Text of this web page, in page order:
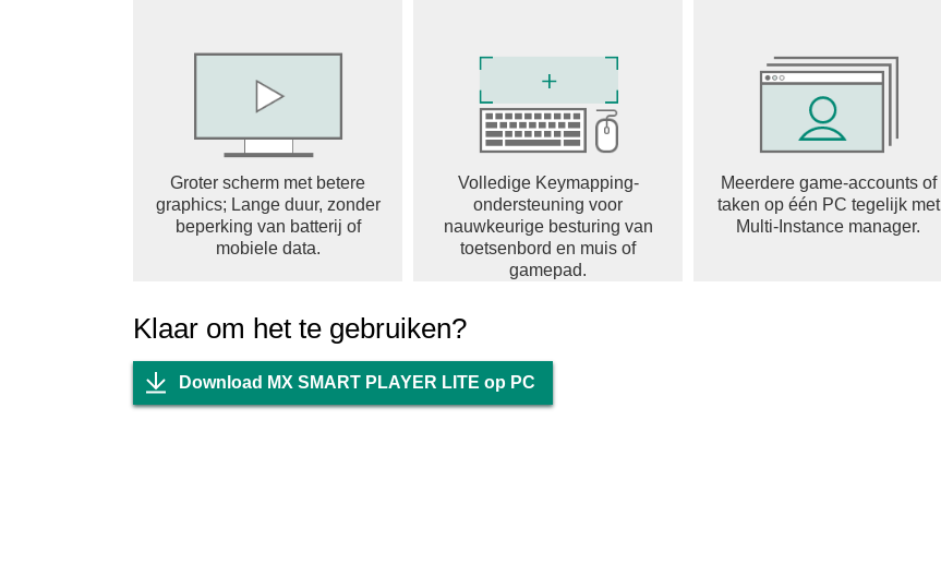
Groter scherm met betere
graphics; Lange duur, zonder
beperking van batterij of
mobiele data.
Volledige Keymapping-
ondersteuning voor
nauwkeurige besturing van
toetsenbord en muis of
gamepad.
Meerdere game-accounts of
taken op één PC tegelijk met
Multi-Instance manager.
Klaar om het te gebruiken?
Download MX SMART PLAYER LITE op PC